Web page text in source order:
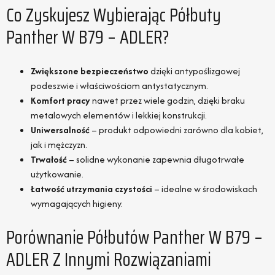
Co Zyskujesz Wybierając Półbuty
Panther W B79 – ADLER?
Zwiększone bezpieczeństwodzięki antypoślizgowej
podeszwie i właściwościom antystatycznym.
Komfort pracynawet przez wiele godzin, dzięki braku
metalowych elementów i lekkiej konstrukcji.
Uniwersalność– produkt odpowiedni zarówno dla kobiet,
jak i mężczyzn.
Trwałość– solidne wykonanie zapewnia długotrwałe
użytkowanie.
Łatwość utrzymania czystości – idealne w środowiskach
wymagających higieny.
Porównanie Półbutów Panther W B79 –
ADLER Z Innymi Rozwiązaniami